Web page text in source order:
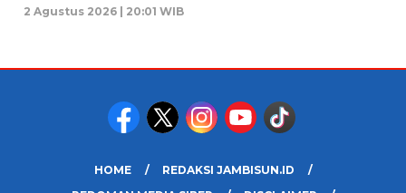
2 Agustus 2026 | 20:01 WIB
HOME
REDAKSI JAMBISUN.ID